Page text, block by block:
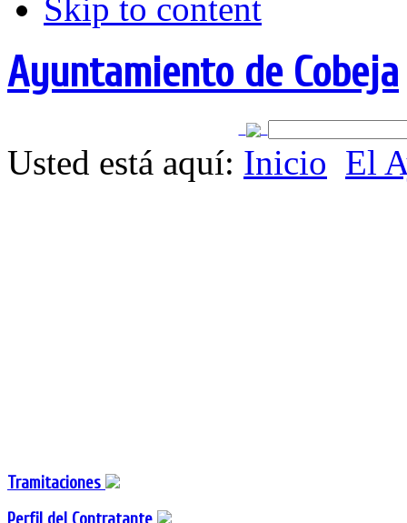
Skip to content
Ayuntamiento de Cobeja
Usted está aquí: Inicio El
Tramitaciones